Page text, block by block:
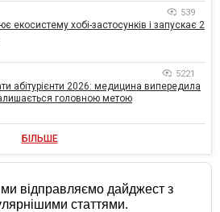
539
екосистему хобі-застосунків і запускає 2
5221
абітурієнти 2026: медицина випередила
головною метою
БІЛЬШЕ
відправляємо дайджест з
статтями.